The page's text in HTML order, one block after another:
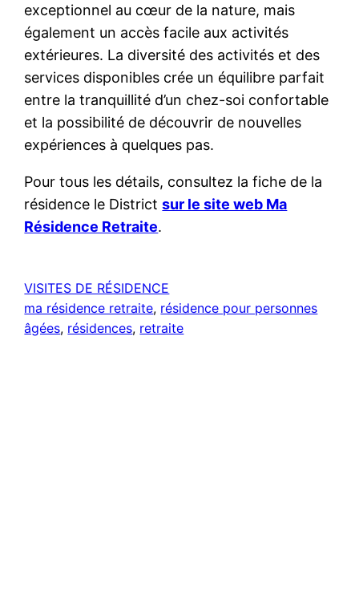
exceptionnel au cœur de la nature, mais
également un accès facile aux activités
extérieures. La diversité des activités et des
services disponibles crée un équilibre parfait
entre la tranquillité d’un chez-soi confortable
et la possibilité de découvrir de nouvelles
expériences à quelques pas.
Pour tous les détails, consultez la fiche de la
résidence le Districtsur le site web Ma
Résidence Retraite.
VISITES DE RÉSIDENCE
ma résidence retraite, résidence pour personnes
âgées, résidences, retraite